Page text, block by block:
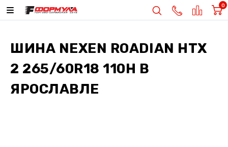
0
ШИНА NEXEN ROADIAN HTX
2 265/60R18 110H В
ЯРОСЛАВЛЕ